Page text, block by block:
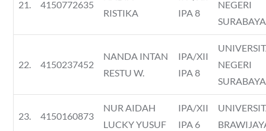
21. 4150772635
RISTIKA
IPA 8
NEGERI
SURABAYA
22. 4150237452
NANDA INTAN
RESTU W.
IPA/XII
IPA 8
NEGERI
SURABAYA
23. 4150160873
NUR AIDAH
LUCKY YUSUF
IPA/XII
IPA 6